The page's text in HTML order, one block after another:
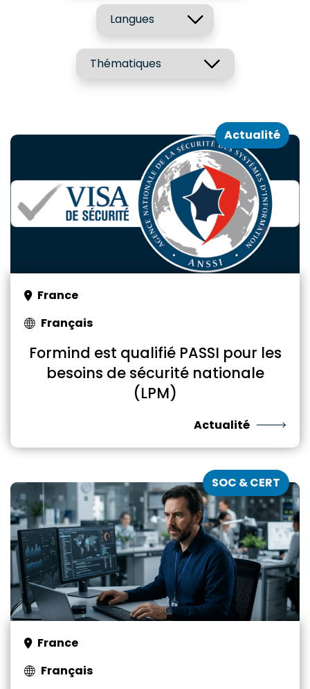
Actualité
France
Français
Formind est qualifié PASSI pour les
besoins de sécurité nationale
(LPM)
Actualité
SOC & CERT
France
Français